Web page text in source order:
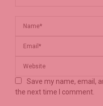
Save my name, email,
the next time I comment.